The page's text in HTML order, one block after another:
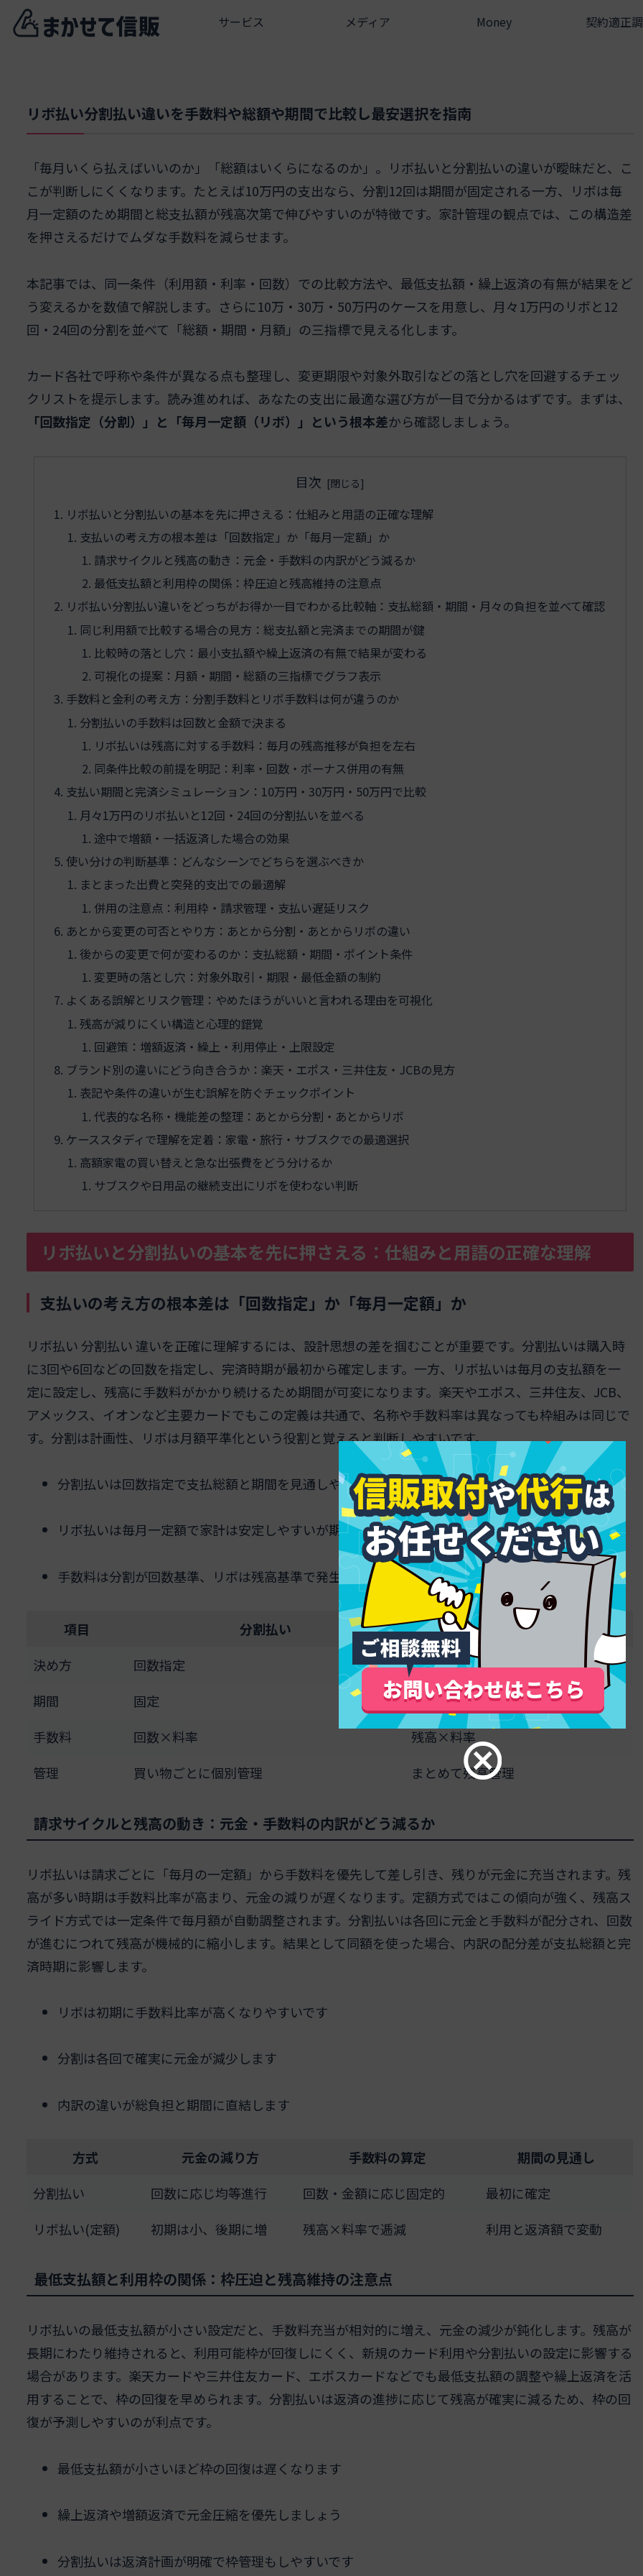
サービス メディア Money 契約適正
リボ払い分割払い違いを手数料や総額や期間で比較し最安選択を指南
「毎月いくら払えばいいのか」「総額はいくらになるのか」。リボ払いと分割払いの違いが曖昧だと、こ
こが判断しにくくなります。たとえば10万円の支出なら、分割12回は期間が固定される一方、リボは毎
月一定額のため期間と総支払額が残高次第で伸びやすいのが特徴です。家計管理の観点では、この構造差
を押さえるだけでムダな手数料を減らせます。
本記事では、同一条件（利用額・利率・回数）での比較方法や、最低支払額・繰上返済の有無が結果をど
う変えるかを数値で解説します。さらに10万・30万・50万円のケースを用意し、月々1万円のリボと12
回・24回の分割を並べて「総額・期間・月額」の三指標で見える化します。
カード各社で呼称や条件が異なる点も整理し、変更期限や対象外取引などの落とし穴を回避するチェッ
クリストを提示します。読み進めれば、あなたの支出に最適な選び方が一目で分かるはずです。まずは、
「回数指定（分割）」と「毎月一定額（リボ）」という根本差から確認しましょう。
目次
リボ払いと分割払いの基本を先に押さえる：仕組みと用語の正確な理解
支払いの考え方の根本差は「回数指定」か「毎月一定額」か
請求サイクルと残高の動き：元金・手数料の内訳がどう減るか
最低支払額と利用枠の関係：枠圧迫と残高維持の注意点
リボ払い分割払い違いをどっちがお得か一目でわかる比較軸：支払総額・期間・月々の負担を並べて確認
同じ利用額で比較する場合の見方：総支払額と完済までの期間が鍵
比較時の落とし穴：最小支払額や繰上返済の有無で結果が変わる
可視化の提案：月額・期間・総額の三指標でグラフ表示
手数料と金利の考え方：分割手数料とリボ手数料は何が違うのか
分割払いの手数料は回数と金額で決まる
リボ払いは残高に対する手数料：毎月の残高推移が負担を左右
同条件比較の前提を明記：利率・回数・ボーナス併用の有無
支払い期間と完済シミュレーション：10万円・30万円・50万円で比較
月々1万円のリボ払いと12回・24回の分割払いを並べる
途中で増額・一括返済した場合の効果
使い分けの判断基準：どんなシーンでどちらを選ぶべきか
まとまった出費と突発的支出での最適解
併用の注意点：利用枠・請求管理・支払い遅延リスク
あとから変更の可否とやり方：あとから分割・あとからリボの違い
後からの変更で何が変わるのか：支払総額・期間・ポイント条件
変更時の落とし穴：対象外取引・期限・最低金額の制約
よくある誤解とリスク管理：やめたほうがいいと言われる理由を可視化
残高が減りにくい構造と心理的錯覚
回避策：増額返済・繰上・利用停止・上限設定
ブランド別の違いにどう向き合うか：楽天・エポス・三井住友・JCBの見方
表記や条件の違いが生む誤解を防ぐチェックポイント
代表的な名称・機能差の整理：あとから分割・あとからリボ
ケーススタディで理解を定着：家電・旅行・サブスクでの最適選択
高額家電の買い替えと急な出張費をどう分けるか
サブスクや日用品の継続支出にリボを使わない判断
リボ払いと分割払いの基本を先に押さえる：仕組みと用語の正確な理解
支払いの考え方の根本差は「回数指定」か「毎月一定額」か
リボ払い 分割払い 違いを正確に理解するには、設計思想の差を掴むことが重要です。分割払いは購入時
に3回や6回などの回数を指定し、完済時期が最初から確定します。一方、リボ払いは毎月の支払額を一
定に設定し、残高に手数料がかかり続けるため期間が可変になります。楽天やエポス、三井住友、JCB、
アメックス、イオンなど主要カードでもこの定義は共通で、名称や手数料率は異なっても枠組みは同じで
す。分割は計画性、リボは月額平準化という役割と覚えると判断しやすいです。
分割払いは回数指定で支払総額と期間を見通しやすいです
リボ払いは毎月一定額で家計は安定しやすいが期間は伸びやすいです
手数料は分割が回数基準、リボは残高基準で発生します
項目 分割払い
リボ払い
決め方
回数指定
毎月一定額指定
期間
固定
可変
手数料
回数×料率
残高×料率
管理
買い物ごとに個別管理 まとめて残高管理
請求サイクルと残高の動き：元金・手数料の内訳がどう減るか
リボ払いは請求ごとに「毎月の一定額」から手数料を優先して差し引き、残りが元金に充当されます。残
高が多い時期は手数料比率が高まり、元金の減りが遅くなります。定額方式ではこの傾向が強く、残高ス
ライド方式では一定条件で毎月額が自動調整されます。分割払いは各回に元金と手数料が配分され、回数
が進むにつれて残高が機械的に縮小します。結果として同額を使った場合、内訳の配分差が支払総額と完
済時期に影響します。
リボは初期に手数料比率が高くなりやすいです
分割は各回で確実に元金が減少します
内訳の違いが総負担と期間に直結します
方式 元金の減り方 手数料の算定
期間の見通し
分割払い
回数に応じ均等進行 回数・金額に応じ固定的
最初に確定
リボ払い(定額)
初期は小、後期に増 残高×料率で逓減 利用と返済額で変動
最低支払額と利用枠の関係：枠圧迫と残高維持の注意点
リボ払いの最低支払額が小さい設定だと、手数料充当が相対的に増え、元金の減少が鈍化します。残高が
長期にわたり維持されると、利用可能枠が回復しにくく、新規のカード利用や分割払いの設定に影響する
場合があります。楽天カードや三井住友カード、エポスカードなどでも最低支払額の調整や繰上返済を活
用することで、枠の回復を早められます。分割払いは返済の進捗に応じて残高が確実に減るため、枠の回
復が予測しやすいのが利点です。
最低支払額が小さいほど枠の回復は遅くなります
繰上返済や増額返済で元金圧縮を優先しましょう
分割払いは返済計画が明確で枠管理もしやすいです